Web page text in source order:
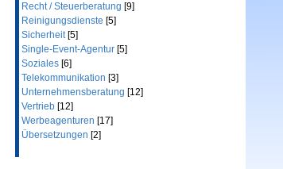
Recht / Steuerberatung [9]
Reinigungsdienste [5]
Sicherheit[5]
Single-Event-Agentur [5]
Soziales [6]
Telekommunikation [3]
Unternehmensberatung [12]
Vertrieb [12]
Werbeagenturen [17]
Übersetzungen [2]